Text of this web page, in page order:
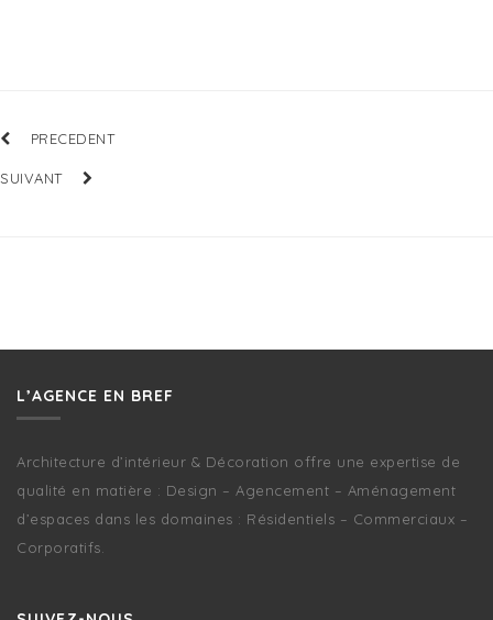
PRECEDENT
SUIVANT
L’AGENCE EN BREF
Architecture d’intérieur & Décoration offre une expertise de
qualité en matière : Design – Agencement – Aménagement
d’espaces dans les domaines : Résidentiels – Commerciaux –
Corporatifs.